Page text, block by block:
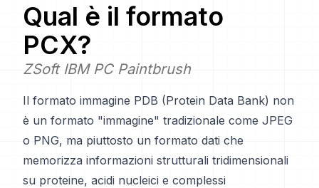
Qual è il formato
PCX?
ZSoft IBM PC Paintbrush
Il formato immagine PDB (Protein Data Bank) non
è un formato "immagine" tradizionale come JPEG
o PNG, ma piuttosto un formato dati che
memorizza informazioni strutturali tridimensionali
su proteine, acidi nucleici e complessi